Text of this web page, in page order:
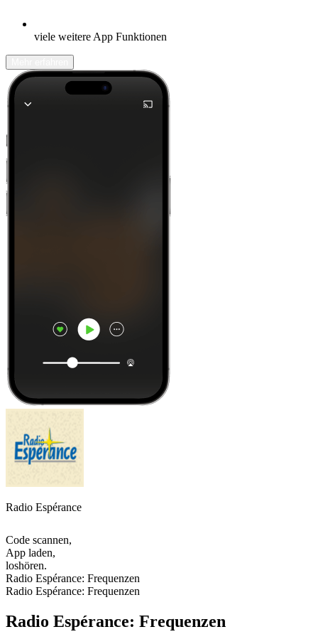
viele weitere App Funktionen
Radio Espérance
Code scannen,
App laden,
loshören.
Radio Espérance: Frequenzen
Radio Espérance: Frequenzen
Radio Espérance: Frequenzen